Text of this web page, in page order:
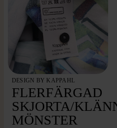
DESIGN BY KAPPAHL
FLERFÄRGAD
SKJORTA/
MÖNSTER